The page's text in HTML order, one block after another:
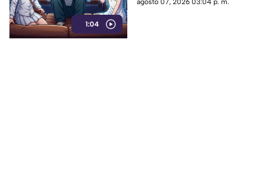
1:04
streaming
agosto 07, 2026 03:04 p. m.